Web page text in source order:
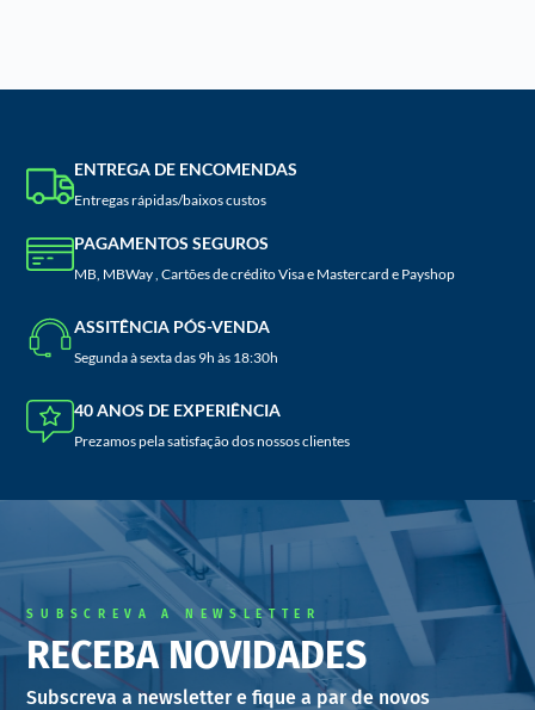
ENTREGA DE ENCOMENDAS
Entregas rápidas/baixos custos
PAGAMENTOS SEGUROS
MB, MBWay , Cartões de crédito Visa e Mastercard e Payshop
ASSITÊNCIA PÓS-VENDA
Segunda à sexta das 9h às 18:30h
40 ANOS DE EXPERIÊNCIA
Prezamos pela satisfação dos nossos clientes
SUBSCREVA A NEWSLETTER
RECEBA NOVIDADES
Subscreva a newsletter e fique a par de novos